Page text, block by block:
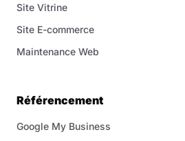
Site Vitrine
Site E-commerce
Maintenance Web
Référencement
Google My Business